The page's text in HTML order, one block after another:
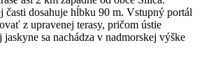
časti dosahuje hĺbku 90 m. Vstupný portál
z upravenej terasy, pričom ústie
sa nachádza v nadmorskej výške